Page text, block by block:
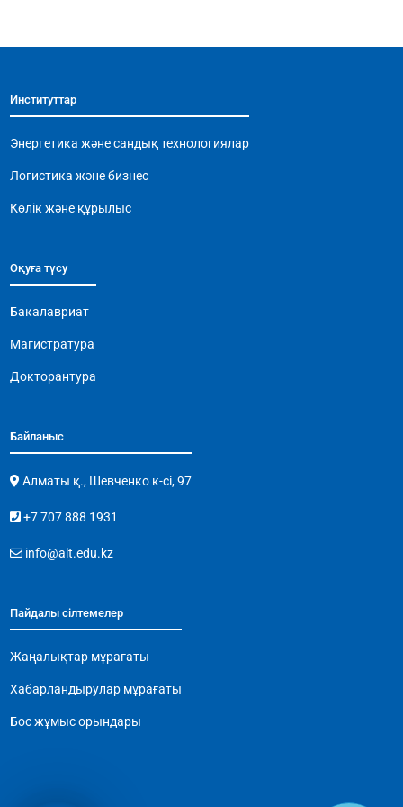
e
o
o
k
s
p
p
gr l
y
Институттар
Энергетика және сандық технологиялар
Логистика және бизнес
Көлік және құрылыс
Оқуға түсу
Бакалавриат
Магистратура
Докторантура
Байланыс
Алматы қ., Шевченко к-сі, 97
+7 707 888 1931
info@alt.edu.kz
Пайдалы сілтемелер
Жаңалықтар мұрағаты
Хабарландырулар мұрағаты
Бос жұмыс орындары